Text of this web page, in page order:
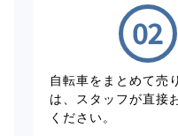
自転車をまとめて売
は、スタッフが直接
ください。